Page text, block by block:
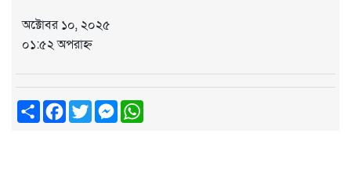
অক্টোবর ১০, ২০২৫
০১:৫২ অপরাহ্ন
ShareFacebook
TwitterMessenger